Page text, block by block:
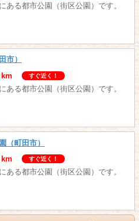
ある都市公園（街区公園）です。
市）
km
すぐ近く！
ある都市公園（街区公園）です。
（町田市）
km
すぐ近く！
ある都市公園（街区公園）です。